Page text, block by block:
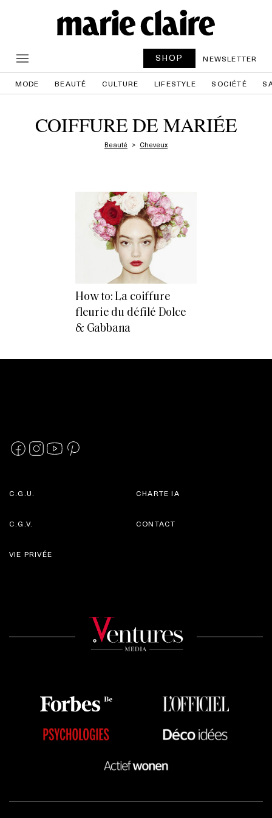
SHOP NEWSLETTER
MODE BEAUTÉ CULTURE LIFESTYLE SOCIÉTÉ
COIFFURE DE MARIÉE
Beauté Cheveux
How to: La coiffure
fleurie du défilé Dolce
& Gabbana
C.G.U.
C.G.V.
CHARTE IA
CONTACT
VIE PRIVÉE